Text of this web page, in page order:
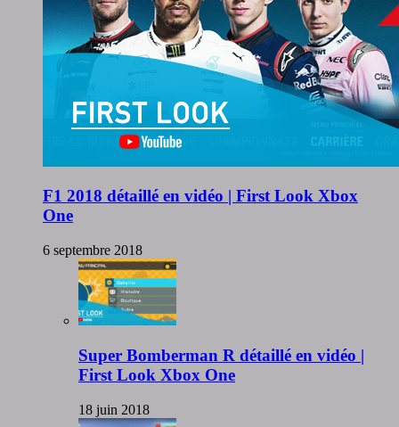
F1 2018 détaillé en vidéo | First Look Xbox
One
6 septembre 2018
Super Bomberman R détaillé en vidéo |
First Look Xbox One
18 juin 2018